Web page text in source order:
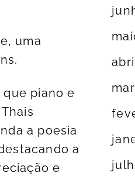
uma
piano e
a poesia
a
e